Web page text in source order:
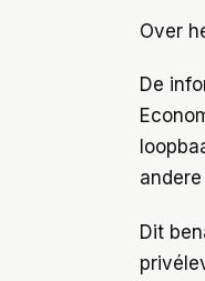
Over
De
Dit